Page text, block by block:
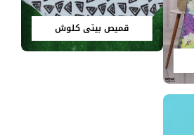
قميص بيتي كلوش